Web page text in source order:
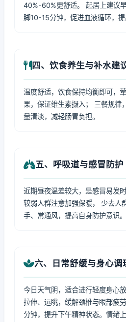
40%-60%更舒适。 起居上建议
脚10-15分钟，促进血液循环，提
四、饮食养生与补水建
温度舒适，饮食保持均衡即可，
果，保证维生素摄入； 三餐规律
量清淡，减轻肠胃负担。
五、呼吸道与感冒防护
近期昼夜温差较大，是感冒易发
较弱人群注意加强保暖， 少去人
手、常通风，提高自身防护意识。
六、日常舒缓与身心调
今日天气阴，适合进行轻度身心
拉伸、远眺，缓解颈椎与眼部疲
分钟，提升下午精神状态。情绪